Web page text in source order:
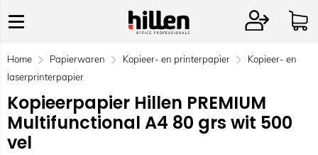
Home Papierwaren Kopieer- en printerpapier
Kopieer- en
laserprinterpapier
Kopieerpapier Hillen PREMIUM
Multifunctional A4 80 grs wit 500
vel